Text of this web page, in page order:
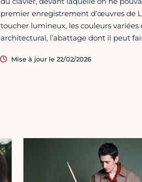
premier enregistrement d’œuvres de
toucher lumineux, les couleurs
architectural, l’abattage dont il peut
Mise à jour le 22/02/2026